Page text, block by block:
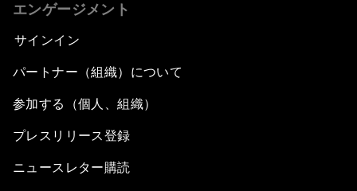
エンゲージメント
サインイン
パートナー（組織）について
参加する（個人、組織）
プレスリリース登録
ニュースレター購読